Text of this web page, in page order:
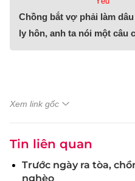
Chồng bắt vợ phải làm
ly hôn, anh ta nói một câu
Xem link gốc
Tin liên quan
Trước ngày ra tòa,
nghèo